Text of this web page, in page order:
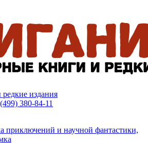
издания
380-84-11
приключений и научной фантастики,